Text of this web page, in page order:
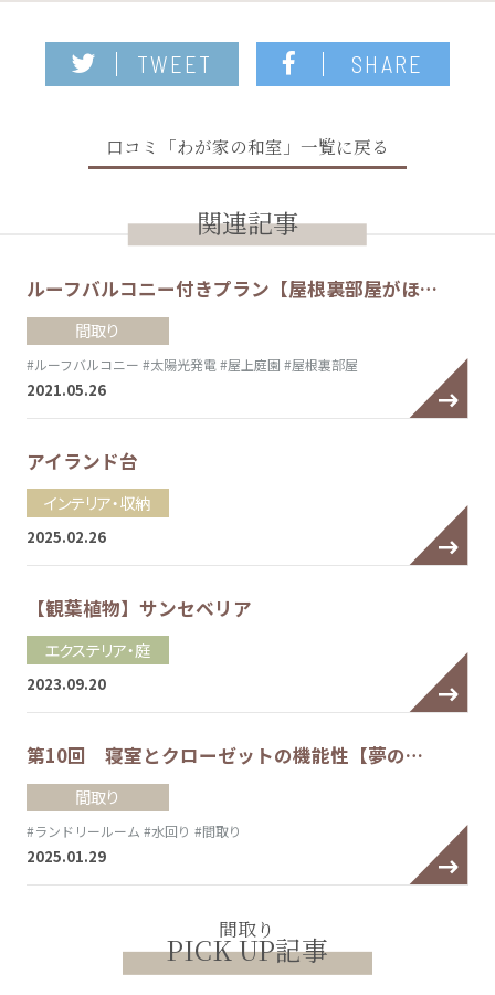
TWEET SHARE
口コミ「わが家の和室」一覧に戻る
関連記事
ルーフバルコニー付きプラン【屋根裏部屋がほ…
間取り
#ルーフバルコニー #太陽光発電 #屋上庭園 #屋根裏部屋
2021.05.26
アイランド台
インテリア・収納
2025.02.26
【観葉植物】サンセベリア
エクステリア・庭
2023.09.20
第10回 寝室とクローゼットの機能性【夢の…
間取り
#ランドリールーム #水回り #間取り
2025.01.29
間取り
PICK UP記事